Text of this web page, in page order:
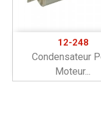
12-248
Condensateur
Moteur...